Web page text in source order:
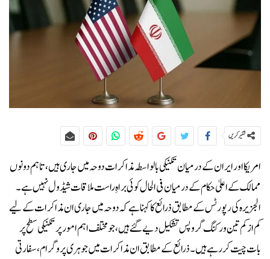
شئیر کریں
امریکا اور ایران کے درمیان تکنیکی بالواسطہ مذاکرات دوحہ میں جاری ہیں، تاہم دونوں
ممالک کے اعلیٰ حکام کے درمیان فی الحال کوئی براہِ راست ملاقات شیڈول نہیں ہے۔
الجزیرہ کی رپورٹس کے مطابق ذرائع کا کہنا ہے کہ دوحہ میں جاری ان مذاکرات کے لیے
کم از کم تین ورکنگ گروپس تشکیل دیے گئے ہیں، جو مختلف اہم امور پر تکنیکی سطح پر
بات چیت کر رہے ہیں۔ذرائع کے مطابق ان مذاکرات میں جوہری پروگرام، سفارتی